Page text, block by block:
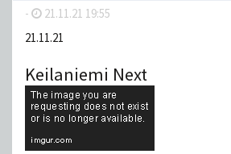
- 21.11.21 19:55
21.11.21
Keilaniemi Next